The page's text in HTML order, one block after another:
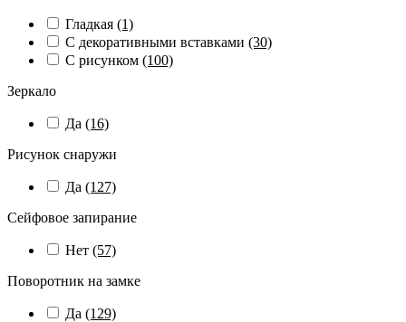
Гладкая (1)
С декоративными вставками (30)
С рисунком (100)
Зеркало
Да (16)
Рисунок снаружи
Да (127)
Сейфовое запирание
Нет (57)
Поворотник на замке
Да (129)